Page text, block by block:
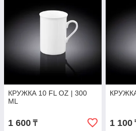
КРУЖКА 10 FL OZ | 300
ML
1 600 ₸ 1 100